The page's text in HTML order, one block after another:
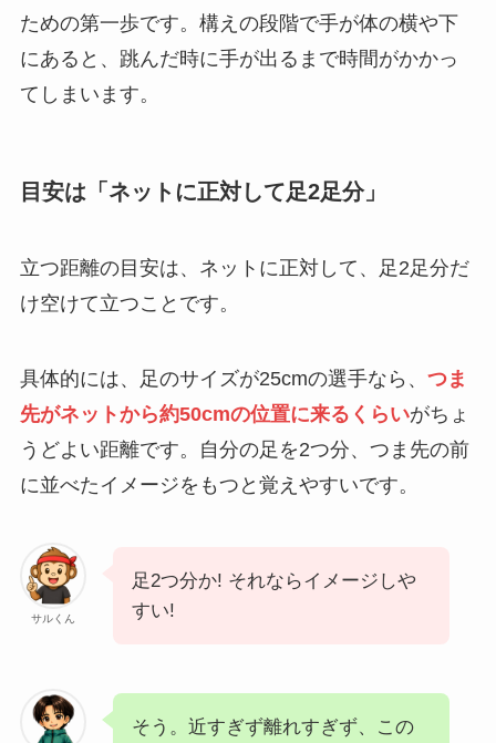
ための第一歩です。構えの段階で手が体の横や下
にあると、跳んだ時に手が出るまで時間がかかっ
てしまいます。
目安は「ネットに正対して足2足分」
立つ距離の目安は、ネットに正対して、足2足分だ
け空けて立つことです。
具体的には、足のサイズが25cmの選手なら、 つま
先がネットから約50cmの位置に来るくらいがちょ
うどよい距離です。自分の足を2つ分、つま先の前
に並べたイメージをもつと覚えやすいです。
サルくん
足2つ分か! それならイメージしや
すい!
そう。近すぎず離れすぎず、この